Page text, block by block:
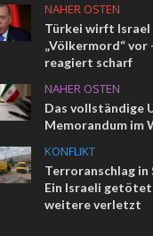
NAHER OSTEN
Türkei wirft Israel
„Völkermord“ vor
reagiert scharf
NAHER OSTEN
Das vollständige
Memorandum im
KONFLIKT
Terroranschlag in
Ein Israeli
weitere verletzt